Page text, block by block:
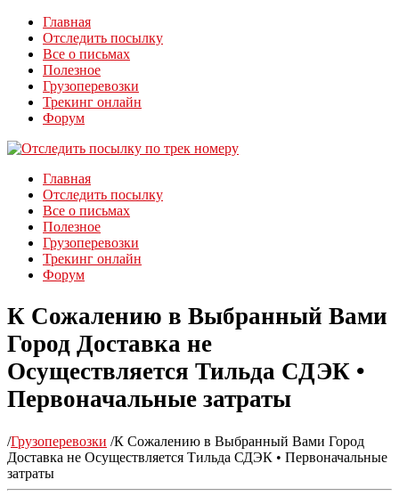
Главная
Отследить посылку
Все о письмах
Полезное
Грузоперевозки
Трекинг онлайн
Форум
Главная
Отследить посылку
Все о письмах
Полезное
Грузоперевозки
Трекинг онлайн
Форум
К Сожалению в Выбранный Вами
Город Доставка не
Осуществляется Тильда СДЭК •
Первоначальные затраты
/Грузоперевозки /К Сожалению в Выбранный Вами Город
Доставка не Осуществляется Тильда СДЭК • Первоначальные
затраты